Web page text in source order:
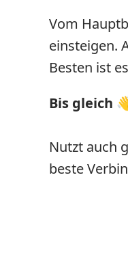
Vom
einsteigen.
Besten ist
Bis gleich
Nutzt auch
beste